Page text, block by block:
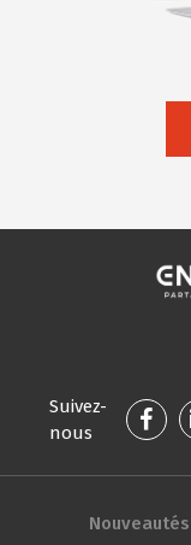
Suivez-
nous
Nouveautés